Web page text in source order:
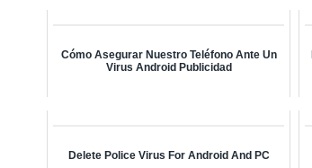
Cómo Asegurar Nuestro Teléfono Ante Un
Virus Android Publicidad
Delete Police Virus For Android And PC